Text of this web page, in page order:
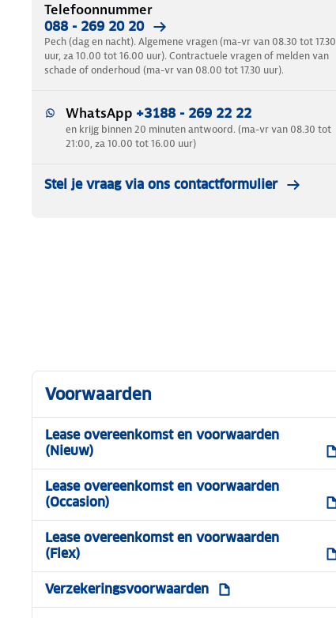
Telefoonnummer
088 - 269 20 20
Pech (dag en nacht). Algemene vragen (ma-vr van 08.30 tot 17.30
uur, za 10.00 tot 16.00 uur). Contractuele vragen of melden van
schade of onderhoud (ma-vr van 08.00 tot 17.30 uur).
WhatsApp +3188 - 269 22 22
en krijg binnen 20 minuten antwoord. (ma-vr van 08.30 tot
21:00, za 10.00 tot 16.00 uur)
Stel je vraag via ons contactformulier
Voorwaarden
Lease overeenkomst en voorwaarden
(Nieuw)
Lease overeenkomst en voorwaarden
(Occasion)
Lease overeenkomst en voorwaarden
(Flex)
Verzekeringsvoorwaarden